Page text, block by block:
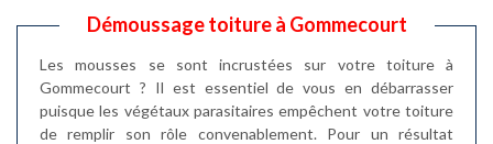
Démoussage toiture à Gommecourt
Les mousses se sont incrustées sur votre toiture à
Gommecourt ? Il est essentiel de vous en débarrasser
puisque les végétaux parasitaires empêchent votre toiture
de remplir son rôle convenablement. Pour un résultat